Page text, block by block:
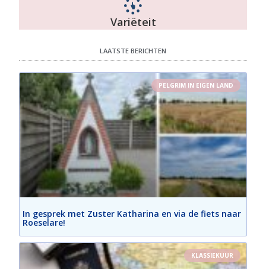
Variëteit
LAATSTE BERICHTEN
PELGRIM IN EIGEN LAND
In gesprek met Zuster Katharina en via de fiets naar
Roeselare!
KLASSIEKUUR